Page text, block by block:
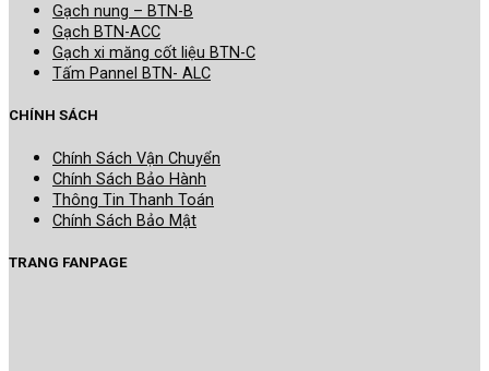
Gạch nung – BTN-B
Gạch BTN-ACC
Gạch xi măng cốt liệu BTN-C
Tấm Pannel BTN- ALC
CHÍNH SÁCH
Chính Sách Vận Chuyển
Chính Sách Bảo Hành
Thông Tin Thanh Toán
Chính Sách Bảo Mật
TRANG FANPAGE